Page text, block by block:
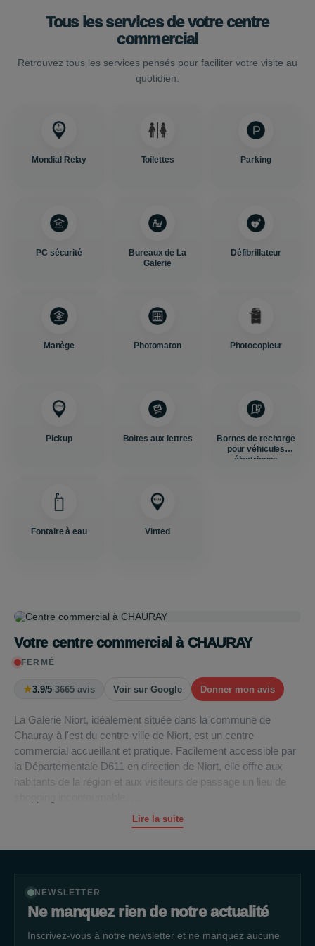
Tous les services de votre centre
commercial
Retrouvez tous les services pensés pour faciliter votre visite au
quotidien.
Mondial Relay Toilettes Parking
PC sécurité
Bureaux de La
Galerie
Défibrillateur
Manège Photomaton Photocopieur
Pickup Boites aux lettres
Bornes de recharge
pour véhicules
électriques
Fontaire à eau Vinted
Votre centre commercial à CHAURAY
FERMÉ
★3.9/5·3665 avis Voir sur Google Donner mon avis
La Galerie Niort, idéalement située dans la commune de
Chauray à l'est du centre-ville de Niort, est un centre
commercial accueillant et pratique. Facilement accessible par
la Départementale D611 en direction de Niort, elle offre aux
habitants de la région et aux visiteurs de passage un lieu de
Le centre commercial La Galerie Niort s'étend sur une
directement à la galerie marchande.
La Galerie Niort vous propose une expérience de shopping
complète en vous offrant un large éventail d'enseignes de
Lire la suite
NEWSLETTER
Ne manquez rien de notre actualité
Inscrivez-vous à notre newsletter et ne manquez aucune